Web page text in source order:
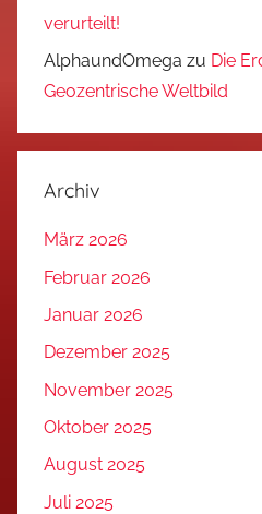
verurteilt!
AlphaundOmega zu Die
Geozentrische Weltbild
Archiv
März 2026
Februar 2026
Januar 2026
Dezember 2025
November 2025
Oktober 2025
August 2025
Juli 2025